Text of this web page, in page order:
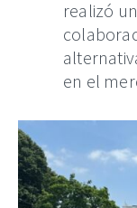
realizó
en el